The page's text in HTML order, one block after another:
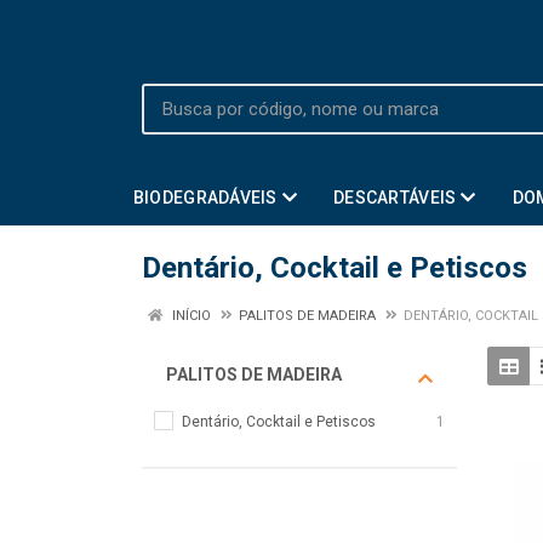
BIODEGRADÁVEIS DESCARTÁVEIS
Dentário, Cocktail e Petiscos
INÍCIO PALITOS DE MADEIRA DENTÁRIO, COCKTAIL
PALITOS DE MADEIRA
Dentário, Cocktail e Petiscos 1